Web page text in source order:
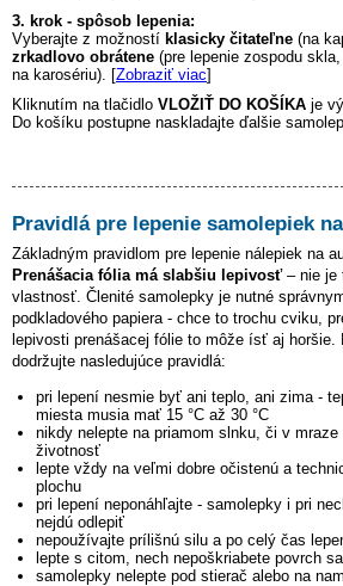
3. krok - spôsob lepenia:
Vyberajte z možností klasicky čitateľne (na
zrkadlovo obrátene (pre lepenie zospodu
na karosériu). [Zobraziť viac]
Kliknutím na tlačidlo VLOŽIŤ DO KOŠÍKA je
Do košíku postupne naskladajte ďalšie
Pravidlá pre lepenie samolepiek
Základným pravidlom pre lepenie nálepiek na
Prenášacia fólia má slabšiu lepivosť– nie je
vlastnosť. Členité samolepky je nutné
podkladového papiera - chce to trochu cviku,
lepivosti prenášacej fólie to môže ísť aj horšie.
dodržujte nasledujúce pravidlá:
pri lepení nesmie byť ani teplo, ani zima -
miesta musia mať 15 °C až 30 °C
nikdy nelepte na priamom slnku, či v
životnosť
lepte vždy na veľmi dobre očistenú a
plochu
pri lepení neponáhľajte - samolepky i pri
nejdú odlepiť
nepoužívajte prílišnú silu a po celý čas
lepte s citom, nech nepoškriabete povrch
samolepky nelepte pod stierač alebo na